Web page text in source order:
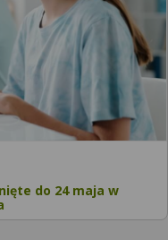
do 24 maja w